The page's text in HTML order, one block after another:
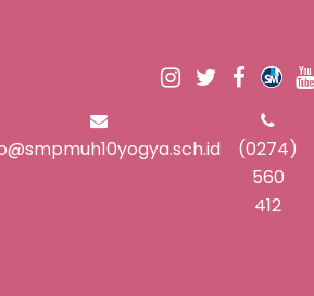
(0274)
560
412